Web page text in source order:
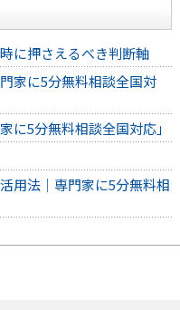
に押さえるべき判断軸
家に5分無料相談全国対
に5分無料相談全国対応」
用法｜専門家に5分無料相